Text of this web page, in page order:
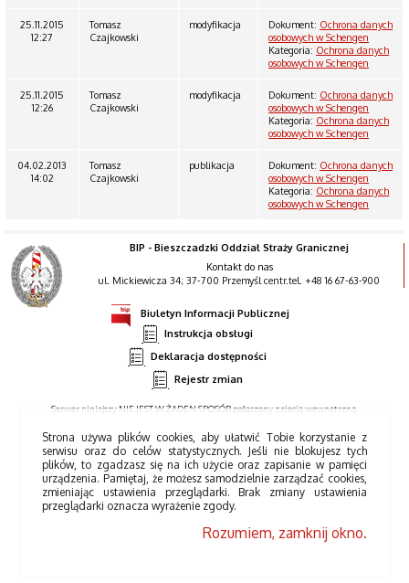
25.11.2015
12:27
Tomasz
Czajkowski
modyfikacja Dokument: Ochrona danych
osobowych w Schengen
Kategoria: Ochrona danych
osobowych w Schengen
25.11.2015
12:26
Tomasz
Czajkowski
modyfikacja Dokument: Ochrona danych
osobowych w Schengen
Kategoria: Ochrona danych
osobowych w Schengen
04.02.2013
14:02
Tomasz
Czajkowski
publikacja Dokument: Ochrona danych
osobowych w Schengen
Kategoria: Ochrona danych
osobowych w Schengen
BIP - Bieszczadzki Oddział Straży Granicznej
Kontakt do nas
ul. Mickiewicza 34; 37-700 Przemyśl centr.tel. +48 16 67-63-900
Biuletyn Informacji Publicznej
Instrukcja obsługi
Deklaracja dostępności
Rejestr zmian
Serwer niniejszy NIE JEST W ŻADEN SPOSÓB połączony z siecią wewnętrzną.
Strona używa plików cookies, aby ułatwić Tobie korzystanie z
serwisu oraz do celów statystycznych. Jeśli nie blokujesz tych
plików, to zgadzasz się na ich użycie oraz zapisanie w pamięci
urządzenia. Pamiętaj, że możesz samodzielnie zarządzać cookies,
zmieniając ustawienia przeglądarki. Brak zmiany ustawienia
przeglądarki oznacza wyrażenie zgody.
Rozumiem, zamknij okno.